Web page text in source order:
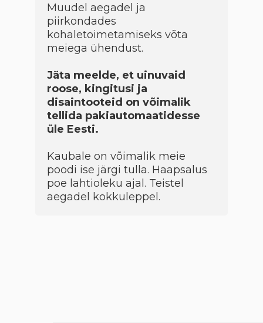
Muudel aegadel ja
piirkondades
kohaletoimetamiseks võta
meiega ühendust.
Jäta meelde, et uinuvaid
roose, kingitusi ja
disaintooteid on võimalik
tellida pakiautomaatidesse
üle Eesti.
Kaubale on võimalik meie
poodi ise järgi tulla. Haapsalus
poe lahtioleku ajal. Teistel
aegadel kokkuleppel.